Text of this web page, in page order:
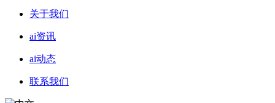
关于我们
ai资讯
ai动态
联系我们